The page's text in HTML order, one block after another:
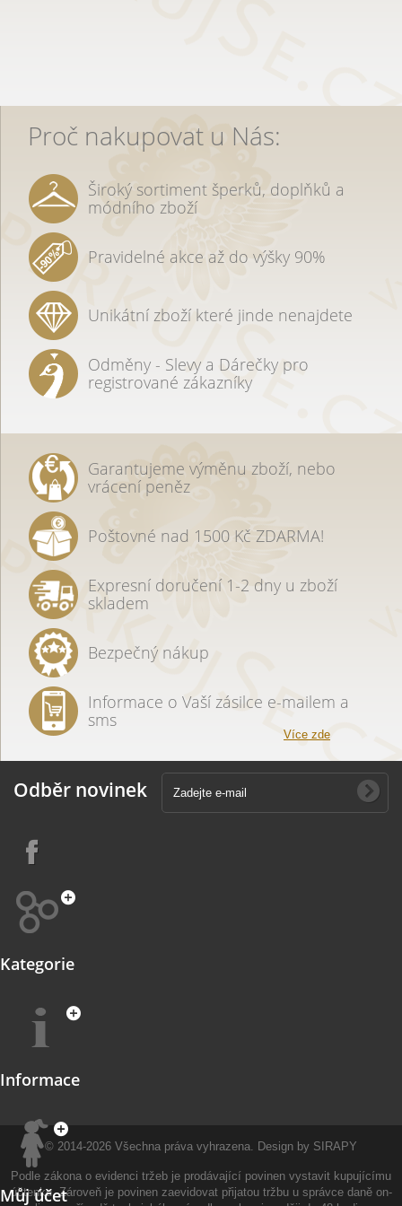
Proč nakupovat u Nás:
Široký sortiment šperků, doplňků a
módního zboží
Pravidelné akce až do výšky 90%
Unikátní zboží které jinde nenajdete
Odměny - Slevy a Dárečky pro
registrované zákazníky
Garantujeme výměnu zboží, nebo
vrácení peněz
Poštovné nad 1500 Kč ZDARMA!
Expresní doručení 1-2 dny u zboží
skladem
Bezpečný nákup
Informace o Vaší zásilce e-mailem a
sms
Více zde
Odběr novinek
Kategorie
Informace
© 2014-2026 Všechna práva vyhrazena. Design by SIRAPY
Podle zákona o evidenci tržeb je prodávající povinen vystavit kupujícímu
účtenku. Zároveň je povinen zaevidovat přijatou tržbu u správce daně on-
Můj účet